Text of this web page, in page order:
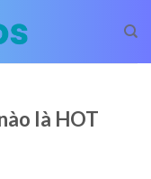
là HOT